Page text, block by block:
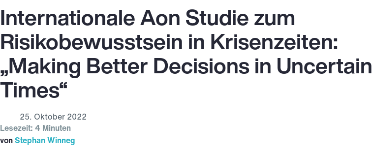
Internationale Aon Studie zum
Risikobewusstsein in Krisenzeiten:
„Making Better Decisions in Uncertain
Times“
25. Oktober 2022
Lesezeit: 4 Minuten
vonStephan Winneg